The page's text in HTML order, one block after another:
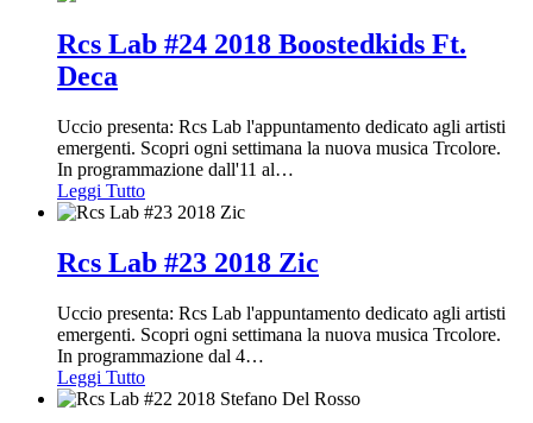
Rcs Lab #24 2018 Boostedkids Ft.
Deca
Uccio presenta: Rcs Lab l'appuntamento dedicato agli artisti
emergenti. Scopri ogni settimana la nuova musica Trcolore.
In programmazione dall'11 al…
Leggi Tutto
Rcs Lab #23 2018 Zic
Uccio presenta: Rcs Lab l'appuntamento dedicato agli artisti
emergenti. Scopri ogni settimana la nuova musica Trcolore.
In programmazione dal 4…
Leggi Tutto